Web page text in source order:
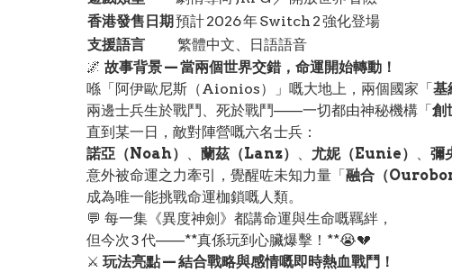
香港發售日期 預計 2026 年 Switch 2 強化登場
支援語言
繁體中文、日語語音
🌌 故事背景 — 當兩個世界交錯，命運開始轉動！
喺「阿伊歐尼斯（Aionios）」嘅大地上，兩個國家「 基
兩邊士兵生於戰鬥、死於戰鬥——一切都由神秘機構「 創
直到某一日，敵對陣營嘅六名士兵：
諾亞（Noah） 、 蘭茲（Lanz） 、 尤妮（Eunie） 、 彌
意外被命運之力牽引，覺醒咗未知力量「 融合（
成為唯一能挑戰命運枷鎖嘅人類。
💬 每一集《異度神劍》都講命運與生命嘅羈絆，
但今次 3 代——**真係玩到心臟爆擊！**😭💔
⚔️ 玩法亮點 — 結合戰略與感情嘅即時熱血戰鬥！